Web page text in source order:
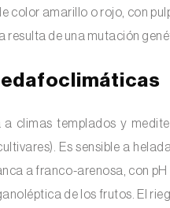
color amarillo o rojo, con
resulta de una mutación
a climas templados y
Es sensible a
a franco-arenosa, con
de los frutos. El